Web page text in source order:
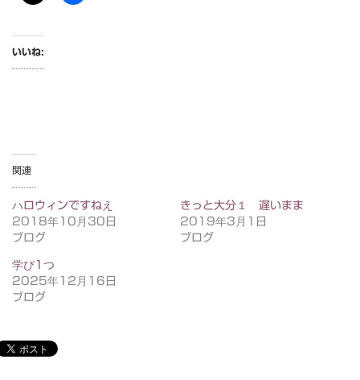
いいね:
関連
ハロウィンですねえ
2018年10月30日
ブログ
きっと大分１ 遅いまま
2019年3月1日
ブログ
学び1つ
2025年12月16日
ブログ